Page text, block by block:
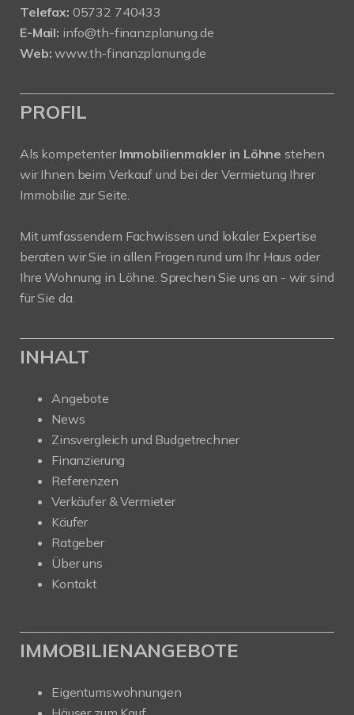
Telefax: 05732 740433
E-Mail: info@th-finanzplanung.de
Web: www.th-finanzplanung.de
PROFIL
Als kompetenter Immobilienmakler in Löhne stehen
wir Ihnen beim Verkauf und bei der Vermietung Ihrer
Immobilie zur Seite.
Mit umfassendem Fachwissen und lokaler Expertise
beraten wir Sie in allen Fragen rund um Ihr Haus oder
Ihre Wohnung in Löhne. Sprechen Sie uns an - wir sind
für Sie da.
INHALT
Angebote
News
Zinsvergleich und Budgetrechner
Finanzierung
Referenzen
Verkäufer & Vermieter
Käufer
Ratgeber
Über uns
Kontakt
IMMOBILIENANGEBOTE
Eigentumswohnungen